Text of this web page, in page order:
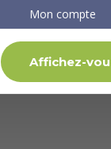
Mon compte
Affichez-